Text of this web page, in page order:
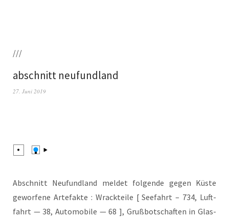
///
abschnitt neufundland
27. Juni 2019
Abschnitt Neu­fund­land mel­det fol­gen­de gegen Küs­te
gewor­fe­ne Arte­fak­te : Wrack­tei­le [ See­fahrt – 734, Luft­
fahrt — 38, Auto­mo­bi­le — 68 ], Gruß­bot­schaf­ten in Glas­